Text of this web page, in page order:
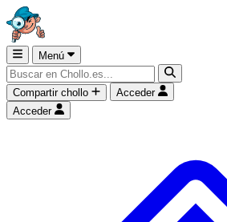
Menú
Compartir chollo
Acceder
Acceder